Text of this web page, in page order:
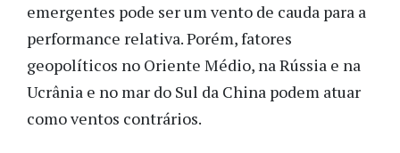
emergentes pode ser um vento de cauda para a
performance relativa. Porém, fatores
geopolíticos no Oriente Médio, na Rússia e na
Ucrânia e no mar do Sul da China podem atuar
como ventos contrários.